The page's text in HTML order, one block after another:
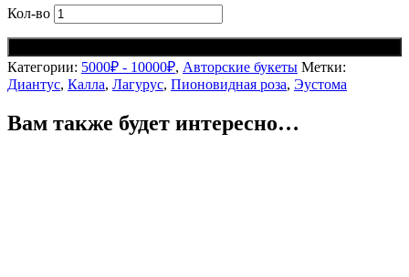
Луисвилл
во
Кол-во
Категории: 5000₽ - 10000₽, Авторские букеты Метки:
Диантус, Калла, Лагурус, Пионовидная роза, Эустома
Вам также будет интересно…